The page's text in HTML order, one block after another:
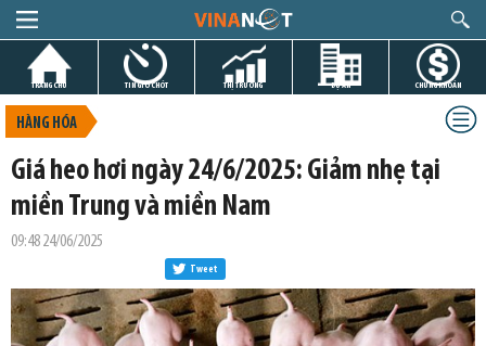
TRANG CHỦ TIN GIỜ CHÓT THỊ TRƯỜNG DỰ ÁN CHỨNG KHOÁN
HÀNG HÓA
Giá heo hơi ngày 24/6/2025: Giảm nhẹ tại
miền Trung và miền Nam
09:48 24/06/2025
Tweet